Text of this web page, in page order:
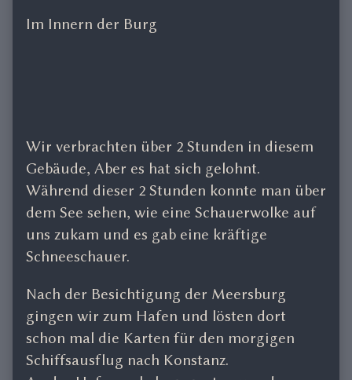
Im Innern der Burg
Wir verbrachten über 2 Stunden in diesem
Gebäude, Aber es hat sich gelohnt.
Während dieser 2 Stunden konnte man über
dem See sehen, wie eine Schauerwolke auf
uns zukam und es gab eine kräftige
Schneeschauer.
Nach der Besichtigung der Meersburg
gingen wir zum Hafen und lösten dort
schon mal die Karten für den morgigen
Schiffsausflug nach Konstanz.